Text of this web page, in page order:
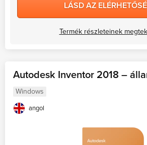
LÁSD AZ
Termék részleteinek
Autodesk Inventor 2018 –
Windows
angol